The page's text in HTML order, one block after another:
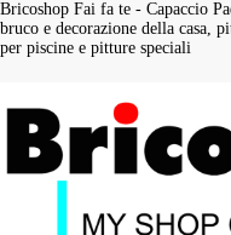
Bricoshop Fai fa te - Capaccio
bruco e decorazione della casa,
per piscine e pitture speciali